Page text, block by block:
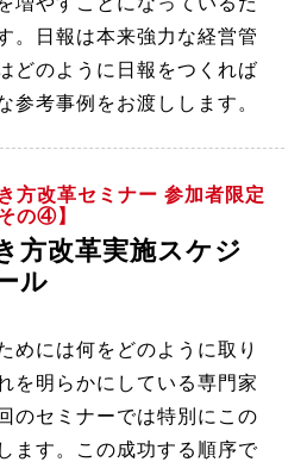
。日報は本来強力な経営管
どのように日報をつくれば
参考事例をお渡しします。
き方改革セミナー 参加者限定
の④】
方改革実施スケジ
ル
めには何をどのように取り
を明らかにしている専門家
のセミナーでは特別にこの
ます。この成功する順序で